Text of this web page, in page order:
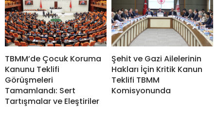
TBMM’de Çocuk Koruma
Kanunu Teklifi
Görüşmeleri
Tamamlandı: Sert
Tartışmalar ve Eleştiriler
Şehit ve Gazi Ailelerinin
Hakları İçin Kritik Kanun
Teklifi TBMM
Komisyonunda